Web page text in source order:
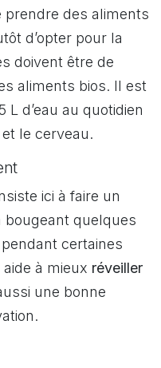
prendre des aliments
d’opter pour la
doivent être de
aliments bios. Il est
L d’eau au quotidien
le cerveau.
ici à faire un
bougeant quelques
certaines
à mieux réveiller
une bonne